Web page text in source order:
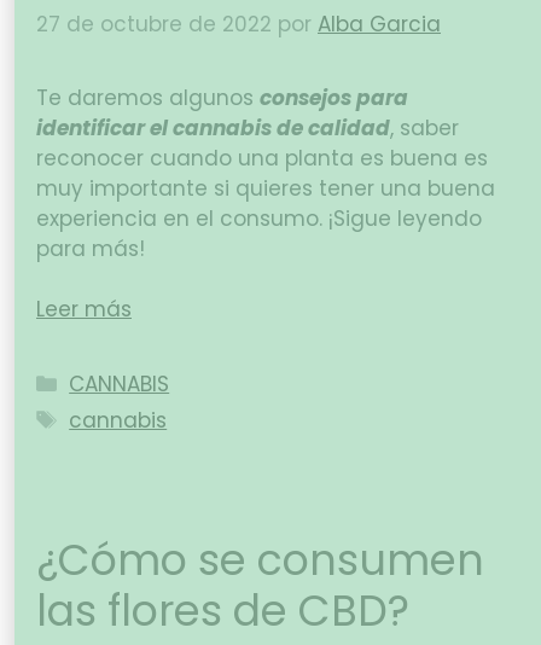
27 de octubre de 2022 por Alba Garcia
Te daremos algunos consejos para
identificar el cannabis de calidad, saber
reconocer cuando una planta es buena es
muy importante si quieres tener una buena
experiencia en el consumo. ¡Sigue leyendo
para más!
Leer más
CANNABIS
cannabis
¿Cómo se consumen
las flores de CBD?